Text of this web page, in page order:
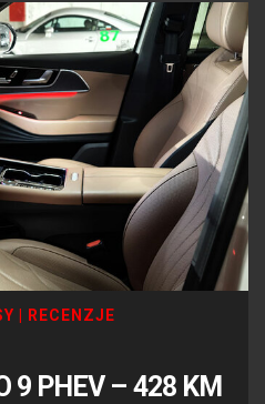
| RECENZJE
9 PHEV – 428 KM